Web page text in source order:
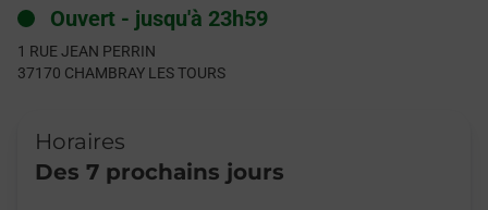
Ouvert - jusqu'à 23h59
1 RUE JEAN PERRIN
37170 CHAMBRAY LES TOURS
Horaires
Des 7 prochains jours